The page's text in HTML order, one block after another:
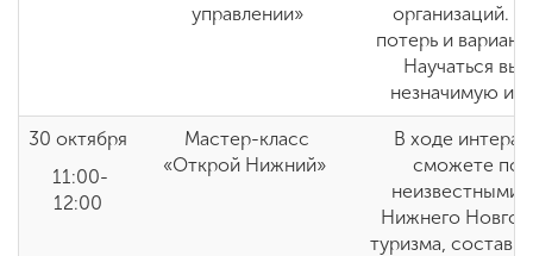
управлении»
организаций.
потерь и
Научаться
незначимую и
30 октября
11:00-
12:00
Мастер-класс
«Открой Нижний»
В ходе
сможете
неизвестными
Нижнего
туризма,